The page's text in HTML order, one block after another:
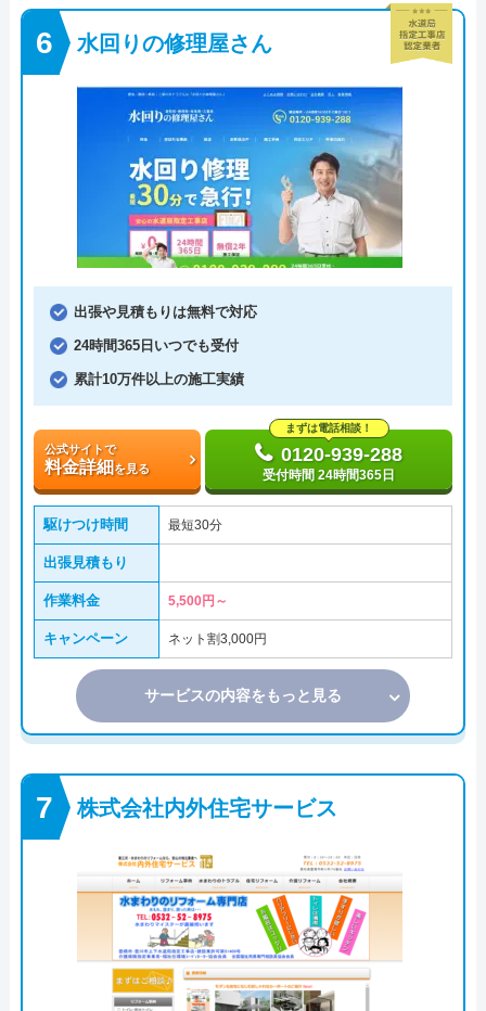
水回りの修理屋さん
出張や見積もりは無料で対応
24時間365日いつでも受付
累計10万件以上の施工実績
公式サイトで
料金詳細を見る
まずは電話相談！
0120-939-288
受付時間 24時間365日
駆けつけ時間 最短30分
出張見積もり
作業料金 5,500円～
キャンペーン ネット割3,000円
サービスの内容をもっと見る
株式会社内外住宅サービス